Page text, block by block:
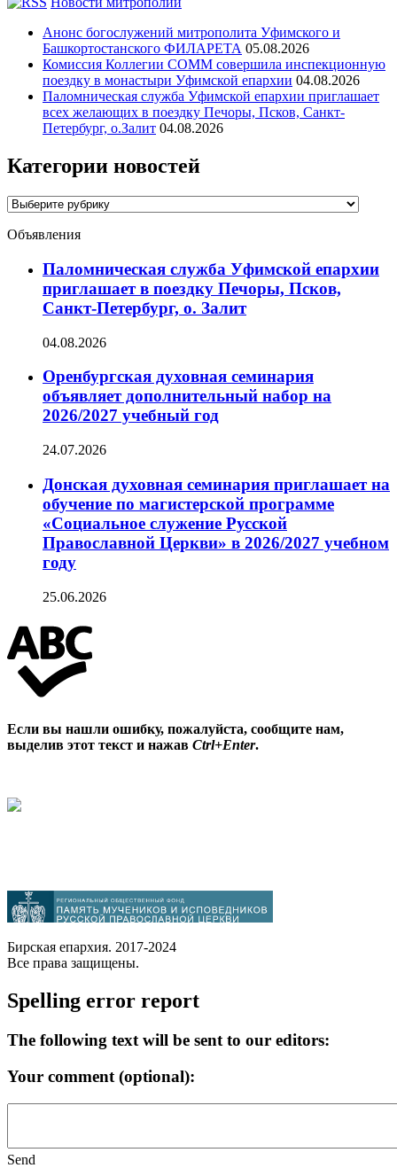
Анонс богослужений митрополита Уфимского и
Башкортостанского ФИЛАРЕТА 05.08.2026
Комиссия Коллегии СОММ совершила инспекционную
поездку в монастыри Уфимской епархии 04.08.2026
Паломническая служба Уфимской епархии приглашает
всех желающих в поездку Печоры, Псков, Санкт-
Петербург, о.Залит 04.08.2026
Категории новостей
Категории
Объявления
Паломническая служба Уфимской епархии
приглашает в поездку Печоры, Псков,
Санкт-Петербург, о. Залит
04.08.2026
Оренбургская духовная семинария
объявляет дополнительный набор на
2026/2027 учебный год
24.07.2026
Донская духовная семинария приглашает на
обучение по магистерской программе
«Социальное служение Русской
Православной Церкви» в 2026/2027 учебном
году
25.06.2026
Если вы нашли ошибку, пожалуйста, сообщите нам,
выделив этот текст и нажав Ctrl+Enter.
Бирская епархия. 2017-2024
Все права защищены.
Spelling error report
The following text will be sent to our editors:
Your comment (optional):
Send